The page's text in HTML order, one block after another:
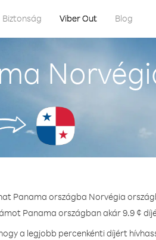
Biztonság Viber Out Blog
Panama országba Norvégia
Panama országban akár 9.9 ¢
a legjobb percenkénti díjért